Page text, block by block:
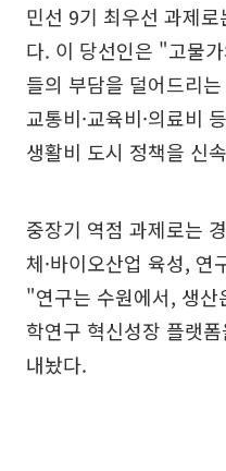
민선 9기 최우선 과제
다. 이 당선인은 "고물
들의 부담을 덜어드리
교통비·교육비·의료비
생활비 도시 정책을 신
중장기 역점 과제로는
체·바이오산업 육성, 연
"연구는 수원에서, 생산
학연구 혁신성장 플랫
내놨다.